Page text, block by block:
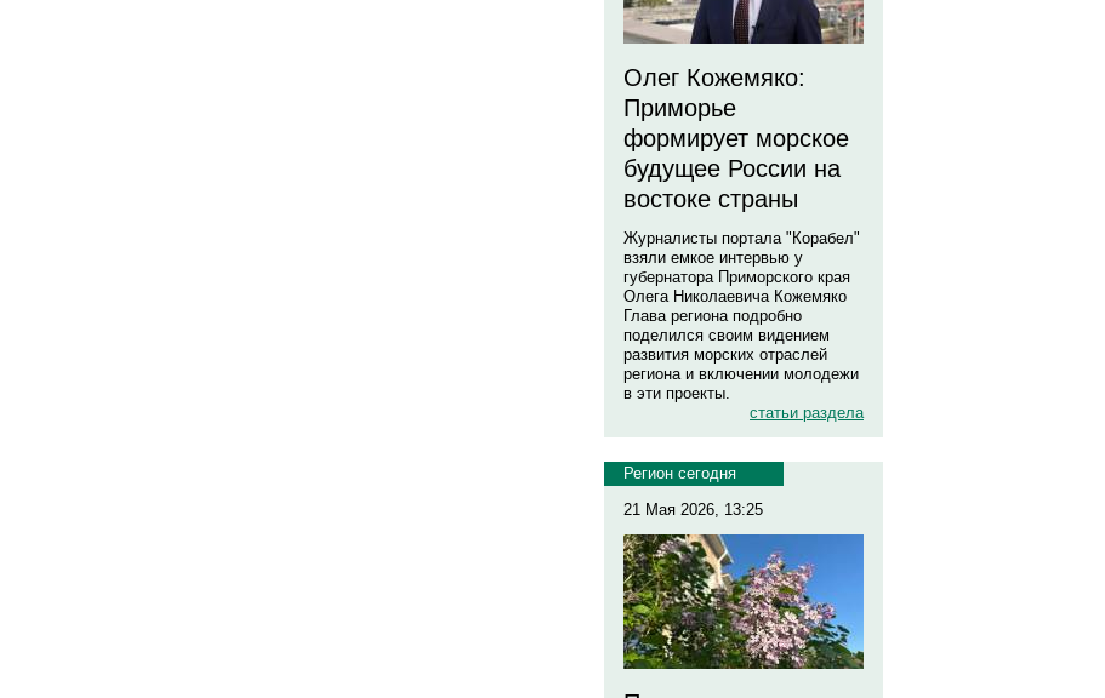
Олег Кожемяко:
Приморье
формирует морское
будущее России на
востоке страны
Журналисты портала "Корабел"
взяли емкое интервью у
губернатора Приморского края
Олега Николаевича Кожемяко
Глава региона подробно
поделился своим видением
развития морских отраслей
региона и включении молодежи
в эти проекты.
статьи раздела
Регион сегодня
21 Мая 2026, 13:25